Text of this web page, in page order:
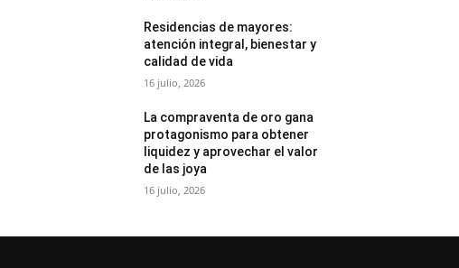
Residencias de mayores:
atención integral, bienestar y
calidad de vida
16 julio, 2026
La compraventa de oro gana
protagonismo para obtener
liquidez y aprovechar el valor
de las joya
16 julio, 2026